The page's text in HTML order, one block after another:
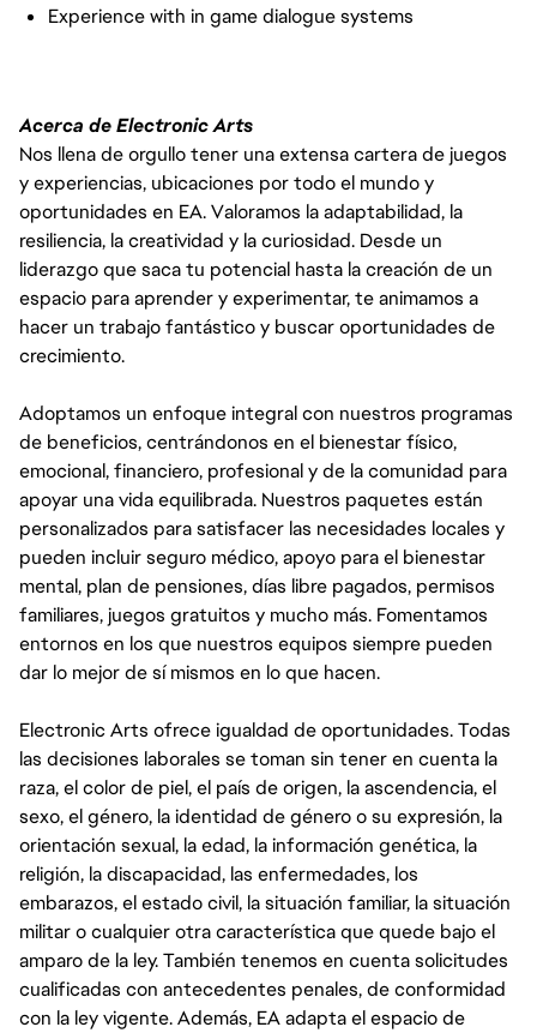
Experience with in game dialogue systems
Acerca de Electronic Arts
Nos llena de orgullo tener una extensa cartera de juegos
y experiencias, ubicaciones por todo el mundo y
oportunidades en EA. Valoramos la adaptabilidad, la
resiliencia, la creatividad y la curiosidad. Desde un
liderazgo que saca tu potencial hasta la creación de un
espacio para aprender y experimentar, te animamos a
hacer un trabajo fantástico y buscar oportunidades de
crecimiento.
Adoptamos un enfoque integral con nuestros programas
de beneficios, centrándonos en el bienestar físico,
emocional, financiero, profesional y de la comunidad para
apoyar una vida equilibrada. Nuestros paquetes están
personalizados para satisfacer las necesidades locales y
pueden incluir seguro médico, apoyo para el bienestar
mental, plan de pensiones, días libre pagados, permisos
familiares, juegos gratuitos y mucho más. Fomentamos
entornos en los que nuestros equipos siempre pueden
dar lo mejor de sí mismos en lo que hacen.
Electronic Arts ofrece igualdad de oportunidades. Todas
las decisiones laborales se toman sin tener en cuenta la
raza, el color de piel, el país de origen, la ascendencia, el
sexo, el género, la identidad de género o su expresión, la
orientación sexual, la edad, la información genética, la
religión, la discapacidad, las enfermedades, los
embarazos, el estado civil, la situación familiar, la situación
militar o cualquier otra característica que quede bajo el
amparo de la ley. También tenemos en cuenta solicitudes
cualificadas con antecedentes penales, de conformidad
con la ley vigente. Además, EA adapta el espacio de